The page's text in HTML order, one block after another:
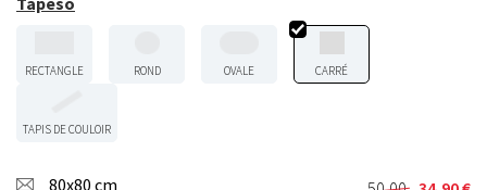
RECTANGLE ROND OVALE CARRÉ
TAPIS DE COULOIR
80x80 cm